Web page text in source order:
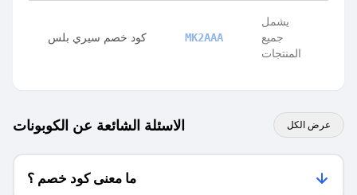
كود خصم سيري بلس MK2AAA
يشمل
جميع
المنتجات
الاسئلة الشائعة عن الكوبونات عرض الكل
ما معنى كود خصم ؟